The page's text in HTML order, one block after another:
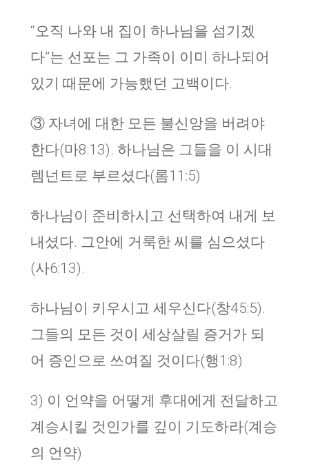
“오직 나와 내 집이 하나님을 섬기겠
다”는 선포는 그 가족이 이미 하나되어
있기 때문에 가능했던 고백이다.
③ 자녀에 대한 모든 불신앙을 버려야
한다(마8:13). 하나님은 그들을 이 시대
렘넌트로 부르셨다(롬11:5)
하나님이 준비하시고 선택하여 내게 보
내셨다. 그안에 거룩한 씨를 심으셨다
(사6:13).
하나님이 키우시고 세우신다(창45:5).
그들의 모든 것이 세상살릴 증거가 되
어 증인으로 쓰여질 것이다(행1:8)
3) 이 언약을 어떻게 후대에게 전달하고
계승시킬 것인가를 깊이 기도하라(계승
의 언약)